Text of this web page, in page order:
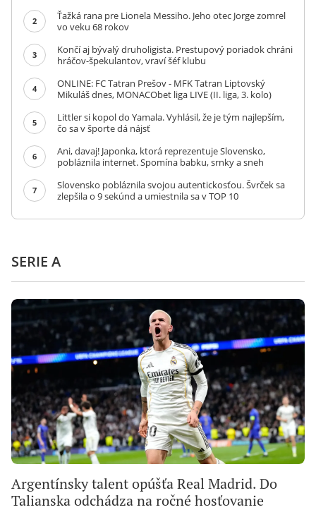
2
Ťažká rana pre Lionela Messiho. Jeho otec Jorge zomrel
vo veku 68 rokov
3
Končí aj bývalý druholigista. Prestupový poriadok chráni
hráčov-špekulantov, vraví šéf klubu
4
ONLINE: FC Tatran Prešov - MFK Tatran Liptovský
Mikuláš dnes, MONACObet liga LIVE (II. liga, 3. kolo)
5
Littler si kopol do Yamala. Vyhlásil, že je tým najlepším,
čo sa v športe dá nájsť
6
Ani, davaj! Japonka, ktorá reprezentuje Slovensko,
pobláznila internet. Spomína babku, srnky a sneh
7
Slovensko pobláznila svojou autentickosťou. Švrček sa
zlepšila o 9 sekúnd a umiestnila sa v TOP 10
SERIE A
Argentínsky talent opúšťa Real Madrid. Do
Talianska odchádza na ročné hosťovanie